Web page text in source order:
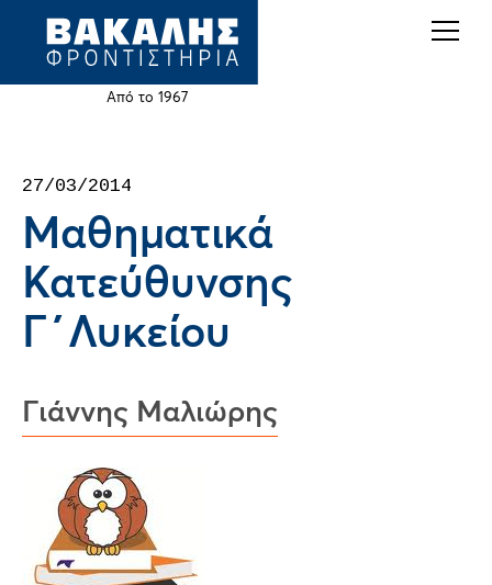
Jump
Από το 1967
top
27/03/2014
Μαθηματικά
Κατεύθυνσης
Γ΄Λυκείου
Γιάννης Μαλιώρης